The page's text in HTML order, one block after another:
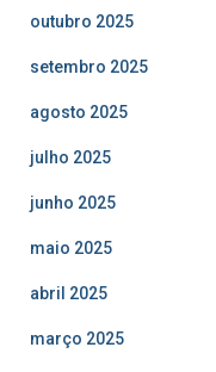
outubro 2025
setembro 2025
agosto 2025
julho 2025
junho 2025
maio 2025
abril 2025
março 2025